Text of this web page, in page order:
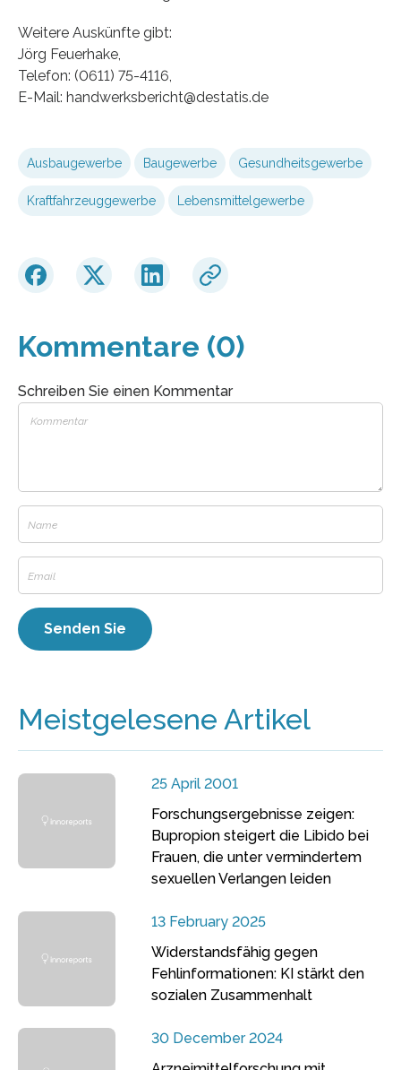
Weitere Auskünfte gibt:
Jörg Feuerhake,
Telefon: (0611) 75-4116,
E-Mail: handwerksbericht@destatis.de
Ausbaugewerbe Baugewerbe Gesundheitsgewerbe
Kraftfahrzeuggewerbe Lebensmittelgewerbe
Kommentare (0)
Schreiben Sie einen Kommentar
Meistgelesene Artikel
25 April 2001
Forschungsergebnisse zeigen:
Bupropion steigert die Libido bei
Frauen, die unter vermindertem
sexuellen Verlangen leiden
13 February 2025
Widerstandsfähig gegen
Fehlinformationen: KI stärkt den
sozialen Zusammenhalt
30 December 2024